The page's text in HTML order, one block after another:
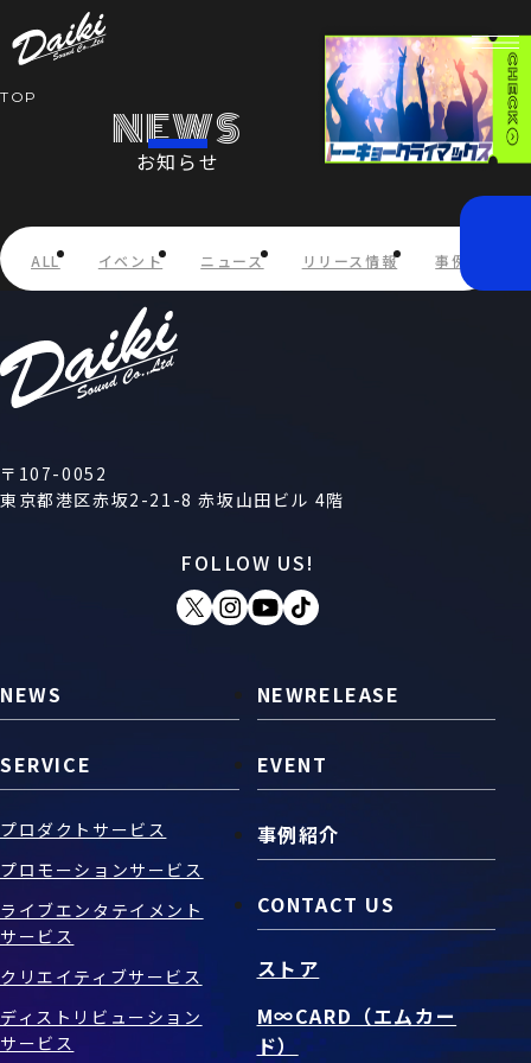
SNS
お問い合わせ
NEWS
SERVICE
COMPANY
STORE
TOP
NEWS
お知らせ
ALL イベント ニュース リリース情報 事例紹介
〒107-0052
東京都港区赤坂2-21-8 赤坂山田ビル 4階
FOLLOW US!
NEWS
SERVICE
プロダクトサービス
プロモーションサービス
ライブエンタテイメント
サービス
クリエイティブサービス
ディストリビューション
サービス
NEWRELEASE
EVENT
事例紹介
CONTACT US
ストア
M∞CARD（エムカー
ド）